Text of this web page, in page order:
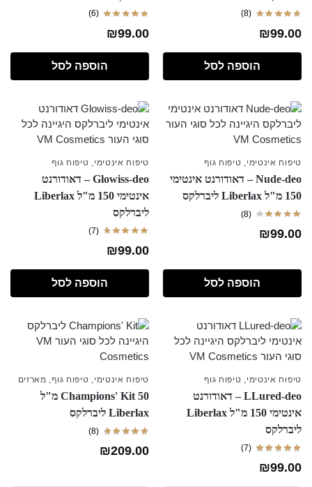
(8)
₪99.00
הוספה לסל
(6)
₪99.00
הוספה לסל
טיפוח אינטימי טיפוח גוף
Nude-deo – דאודורנט אינטימי
150 מ"ל Liberlax ליברלקס
(8)
₪99.00
הוספה לסל
טיפוח אינטימי טיפוח גוף
Glowiss-deo – דאודורנט
אינטימי 150 מ"ל Liberlax
ליברלקס
(7)
₪99.00
הוספה לסל
טיפוח אינטימי, טיפוח גוף
LLured-deo – דאודורנט
אינטימי 150 מ"ל Liberlax
ליברלקס
(7)
₪99.00
טיפוח אינטימי, טיפוח גוף, מארזים
Champions' Kit 50 מ"ל
Liberlax ליברלקס
(8)
₪209.00